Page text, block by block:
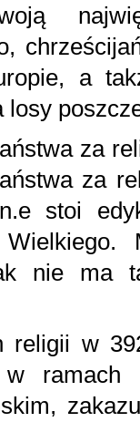
a
losy
za
za
stoi
nie ma
religii w
ramach